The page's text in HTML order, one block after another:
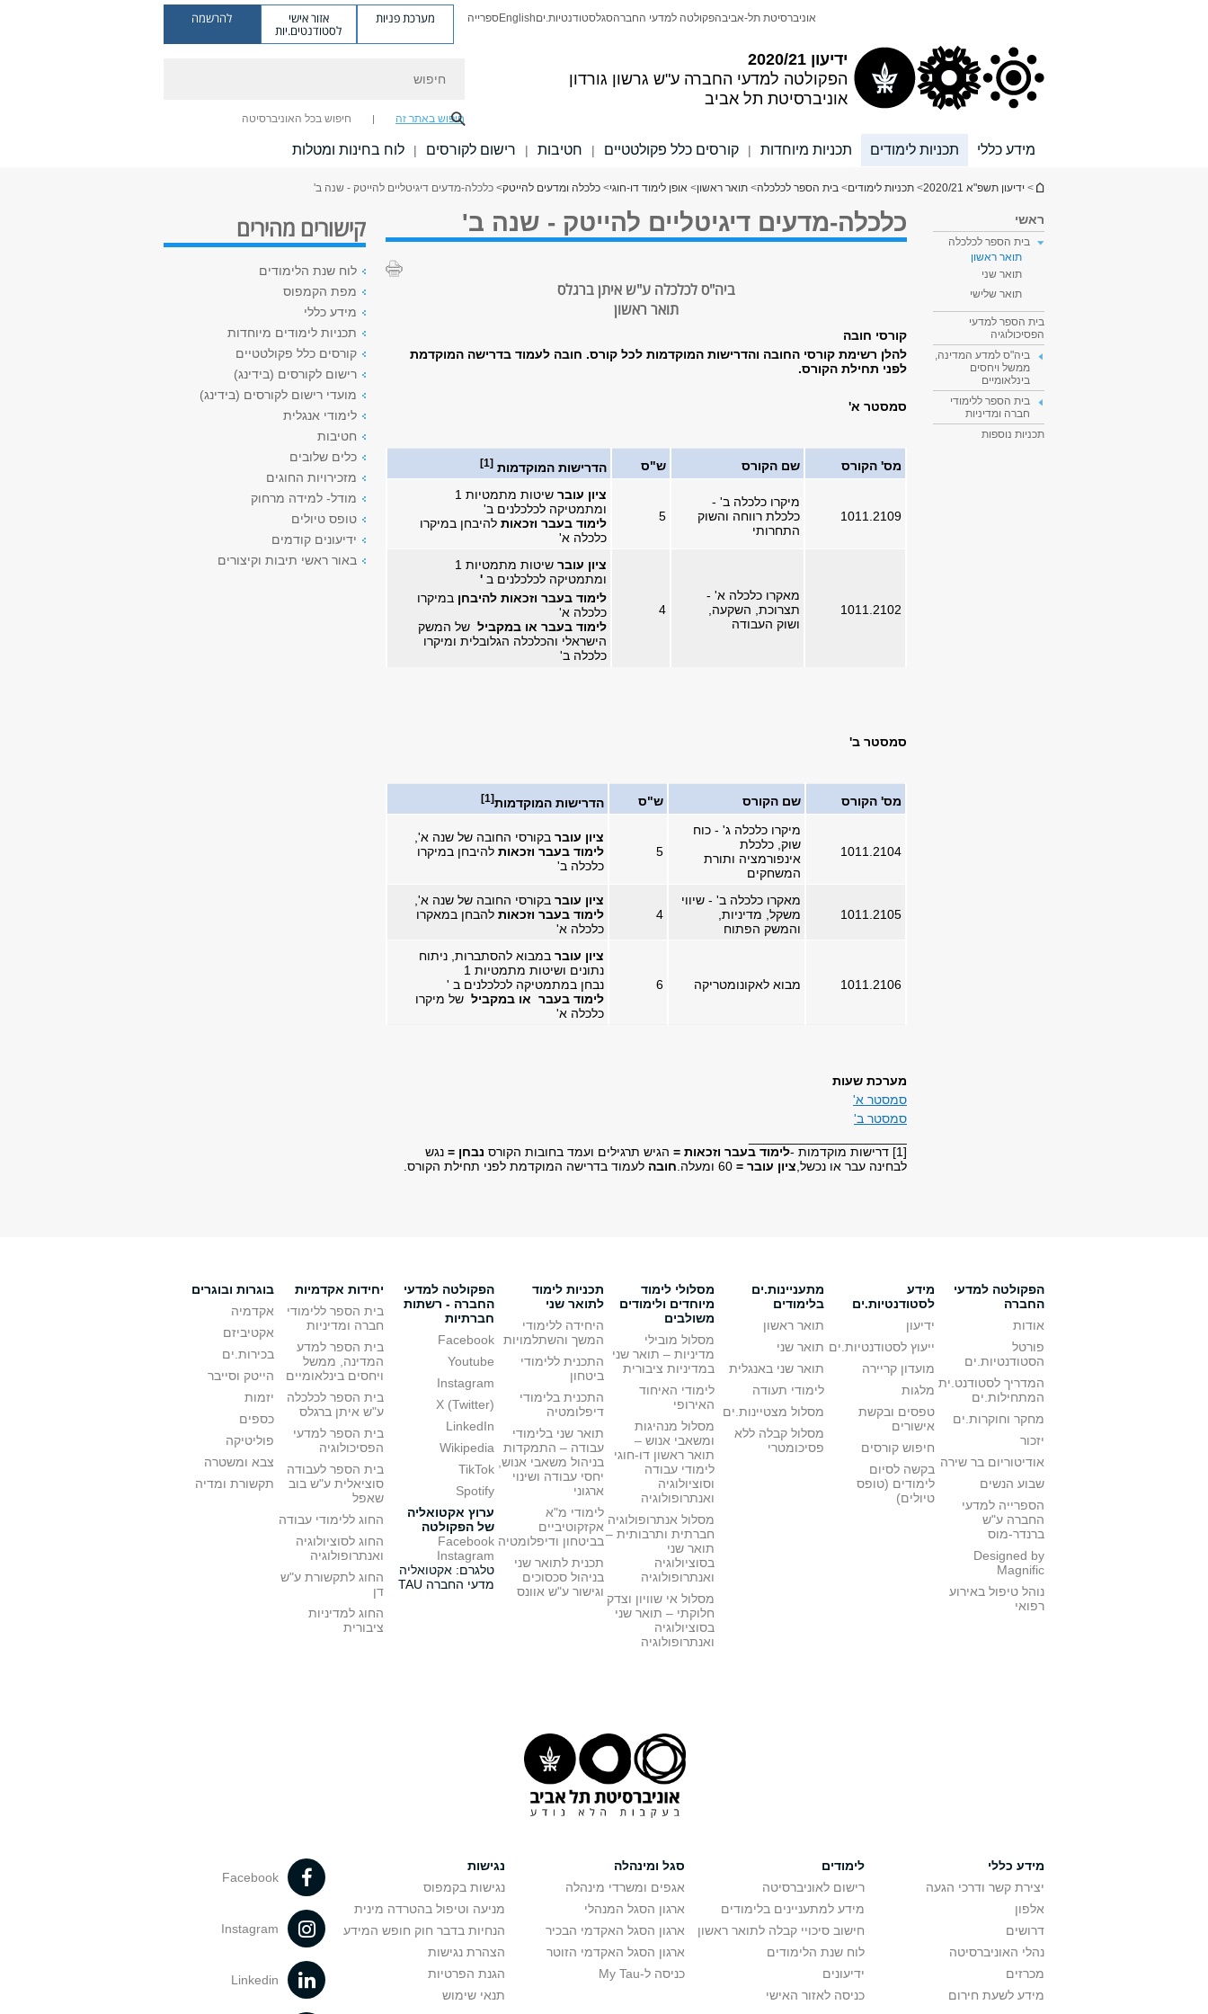
ידיעון 2020/21
הפקולטה למדעי החברה ע"ש גרשון גורדון
אוניברסיטת תל אביב
אוניברסיטת תל-אביבהפקולטה למדעי החברהסגלסטודנטיות.יםEnglishספרייה מערכת פניות אזור אישי
לסטודנטים.יות
להרשמה
חיפוש באתר זה חיפוש בכל האוניברסיטה
מידע כללי תכניות לימודים תכניות מיוחדות | קורסים כלל פקולטטיים | חטיבות | רישום לקורסים | לוח בחינות ומטלות
הינך נמצא כאן
> ידיעון תשפ"א 2020/21 > תכניות לימודים> בית הספר לכלכלה> תואר ראשון> אופן לימוד דו-חוגי> כלכלה ומדעים להייטק> כלכלה-מדעים דיגיטליים להייטק - שנה ב'
ראשי
בית הספר לכלכלה
תואר ראשון
תואר שני
תואר שלישי
בית הספר למדעי
הפסיכולוגיה
ביה"ס למדע המדינה,
ממשל ויחסים
בינלאומיים
בית הספר ללימודי
חברה ומדיניות
תכניות נוספות
כלכלה-מדעים דיגיטליים להייטק - שנה ב'
ביה"ס לכלכלה ע"ש איתן ברגלס
תואר ראשון
קורסי חובה
להלן רשימת קורסי החובה והדרישות המוקדמות לכל קורס. חובה לעמוד בדרישה המוקדמת
לפני תחילת הקורס.
סמסטר א'
מס' הקורס שם הקורס ש"ס הדרישות המוקדמות [1]
1011.2109
מיקרו כלכלה ב' -
כלכלת רווחה והשוק
התחרותי
5
ציון עובר
שיטות מתמטיות 1
ומתמטיקה לכלכלנים ב'
לימוד בעבר וזכאות להיבחן במיקרו
כלכלה א'
1011.2102
מאקרו כלכלה א' -
תצרוכת, השקעה,
ושוק העבודה
4
ציון עובר
שיטות מתמטיות 1
ומתמטיקה לכלכלנים ב '
לימוד בעבר וזכאות להיבחן במיקרו
כלכלה א'
לימוד בעבר או במקביל של המשק
הישראלי והכלכלה הגלובלית ומיקרו
כלכלה ב'
סמסטר ב'
מס' הקורס שם הקורס ש"ס הדרישות המוקדמות[1]
1011.2104
מיקרו כלכלה ג' - כוח
שוק, כלכלת
אינפורמציה ותורת
המשחקים
5
ציון עובר בקורסי החובה של שנה א',
לימוד בעבר וזכאות להיבחן במיקרו
כלכלה ב'
1011.2105
מאקרו כלכלה ב' - שיווי
משקל, מדיניות,
והמשק הפתוח
4
ציון עובר בקורסי החובה של שנה א',
לימוד בעבר וזכאות להבחן במאקרו
כלכלה א'
1011.2106 מבוא לאקונומטריקה 6
ציון עובר במבוא להסתברות, ניתוח
נתונים ושיטות מתמטיות 1
נבחן במתמטיקה לכלכלנים ב '
לימוד בעבר או במקביל של מיקרו
כלכלה א'
מערכת שעות
סמסטר א'
סמסטר ב'
[1] דרישות מוקדמות -
לימוד בעבר וזכאות = הגיש תרגילים ועמד בחובות הקורס נבחן = נגש
לבחינה עבר או נכשל, ציון עובר = 60 ומעלה. חובה לעמוד בדרישה המוקדמת לפני תחילת הקורס.
קישורים מהירים
לוח שנת הלימודים
מפת הקמפוס
מידע כללי
תכניות לימודים מיוחדות
קורסים כלל פקולטטיים
רישום לקורסים (בידינג)
מועדי רישום לקורסים (בידינג)
לימודי אנגלית
חטיבות
כלים שלובים
מזכירויות החוגים
מודל- למידה מרחוק
טופס טיולים
ידיעונים קודמים
באור ראשי תיבות וקיצורים
הפקולטה למדעי
החברה
אודות
פורטל
הסטודנטיות.ים
המדריך לסטודנט.ית
המתחילות.ים
מחקר וחוקרות.ים
יזכור
אודיטוריום בר שירה
שבוע הנשים
הספרייה למדעי
החברה ע"ש
ברנדר-מוס
Designed by
Magnific
נוהל טיפול באירוע
רפואי
מידע
לסטודנטיות.ים
ידיעון
ייעוץ לסטודנטיות.ים
מועדון קריירה
מלגות
טפסים ובקשת
אישורים
חיפוש קורסים
בקשה לסיום
לימודים (טופס
טיולים)
מתעניינות.ים
בלימודים
תואר ראשון
תואר שני
תואר שני באנגלית
לימודי תעודה
מסלול מצטיינות.ים
מסלול קבלה ללא
פסיכומטרי
מסלולי לימוד
מיוחדים ולימודים
משולבים
מסלול מובילי
מדיניות – תואר שני
במדיניות ציבורית
לימודי האיחוד
האירופי
מסלול מנהיגות
ומשאבי אנוש –
תואר ראשון דו-חוגי
לימודי עבודה
וסוציולוגיה
ואנתרופולוגיה
מסלול אנתרופולוגיה
חברתית ותרבותית –
תואר שני
בסוציולוגיה
ואנתרופולוגיה
מסלול אי שוויון וצדק
חלוקתי – תואר שני
בסוציולוגיה
ואנתרופולוגיה
תכניות לימוד
לתואר שני
היחידה ללימודי
המשך והשתלמויות
התכנית ללימודי
ביטחון
התכנית בלימודי
דיפלומטיה
תואר שני בלימודי
עבודה – התמקדות
בניהול משאבי אנוש,
יחסי עבודה ושינוי
ארגוני
לימודי מ"א
אקזקוטיביים
בביטחון ודיפלומטיה
תכנית לתואר שני
בניהול סכסוכים
וגישור ע"ש אוונס
הפקולטה למדעי
החברה - רשתות
חברתיות
Facebook
Youtube
Instagram
X (Twitter)
LinkedIn
Wikipedia
TikTok
Spotify
ערוץ אקטואליה
של הפקולטה
Facebook
Instagram
טלגרם: אקטואליה
מדעי החברה TAU
יחידות אקדמיות
בית הספר ללימודי
חברה ומדיניות
בית הספר למדע
המדינה, ממשל
ויחסים בינלאומיים
בית הספר לכלכלה
ע"ש איתן ברגלס
בית הספר למדעי
הפסיכולוגיה
בית הספר לעבודה
סוציאלית ע"ש בוב
שאפל
החוג ללימודי עבודה
החוג לסוציולוגיה
ואנתרופולוגיה
החוג לתקשורת ע"ש
דן
החוג למדיניות
ציבורית
בוגרות ובוגרים
אקדמיה
אקטיביזם
בכירות.ים
הייטק וסייבר
יזמות
כספים
פוליטיקה
צבא ומשטרה
תקשורת ומדיה
מידע כללי
יצירת קשר ודרכי הגעה
אלפון
דרושים
נהלי האוניברסיטה
מכרזים
מידע לשעת חירום
לימודים
רישום לאוניברסיטה
מידע למתעניינים בלימודים
חישוב סיכויי קבלה לתואר ראשון
לוח שנת הלימודים
ידיעונים
כניסה לאזור האישי
סגל ומינהלה
אגפים ומשרדי מינהלה
ארגון הסגל המנהלי
ארגון הסגל האקדמי הבכיר
ארגון הסגל האקדמי הזוטר
כניסה ל-My Tau
נגישות
נגישות בקמפוס
מניעה וטיפול בהטרדה מינית
הנחיות בדבר חוק חופש המידע
הצהרת נגישות
הגנת הפרטיות
תנאי שימוש
Facebook
Instagram
Linkedin